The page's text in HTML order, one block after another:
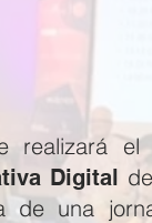
realizará
Digital
de una